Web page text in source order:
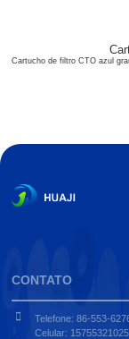
Cartucho de filtro CTO azul
CONTATO
Telefone: 86-553-
Celular: 15755321025